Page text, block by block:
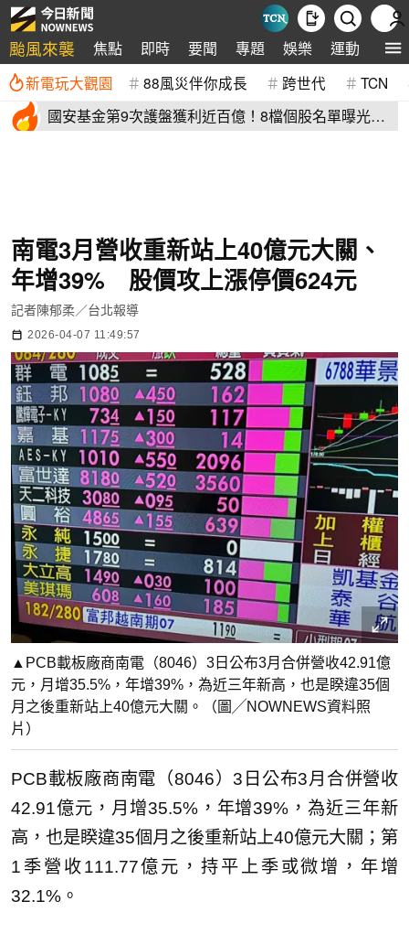
颱風來襲 焦點 即時 要聞 專題 娛樂 運動 全球
新電玩大觀園 88風災伴你成長 跨世代 TCN
國安基金第9次護盤獲利近百億！8檔個股名單曝光
南電3月營收重新站上40億元大關、
年增39% 股價攻上漲停價624元
記者陳郁柔／台北報導
2026-04-07 11:49:57
▲PCB載板廠商南電（8046）3日公布3月合併營收42.91億
元，月增35.5%，年增39%，為近三年新高，也是睽違35個
月之後重新站上40億元大關。（圖╱NOWNEWS資料照
片）
PCB載板廠商南電（8046）3日公布3月合併營收
42.91億元，月增35.5%，年增39%，為近三年新
高，也是睽違35個月之後重新站上40億元大關；第
1季營收111.77億元，持平上季或微增，年增
32.1%。